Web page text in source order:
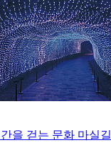
을 걷는 문화 마실길